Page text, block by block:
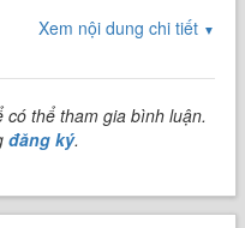
ở Nhà Trắng vào tháng Ba để
young people.
Xem nội dung chi tiết ▼
có thể tham gia bình luận.
đăng ký.